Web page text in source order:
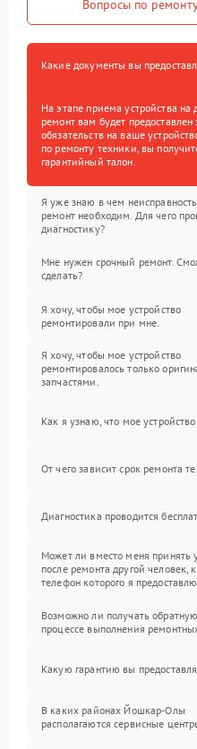
Вопросы по
Какие документы вы
На этапе приема устройства
ремонт вам будет
обязательств на ваше
по ремонту техники, вы
гарантийный талон.
Я уже знаю в чем
ремонт необходим. Для чего
диагностику?
Мне нужен срочный ремонт.
сделать?
Я хочу, чтобы мое устройство
ремонтировали при мне.
Я хочу, чтобы мое устройство
ремонтировалось только
запчастями.
Как я узнаю, что мое устройство
От чего зависит срок ремонта
Диагностика проводится
Может ли вместо меня принять
после ремонта другой человек,
телефон которого я
Возможно ли получать
процессе выполнения
Какую гарантию вы
В каких районах Йошкар-Олы
располагаются сервисные